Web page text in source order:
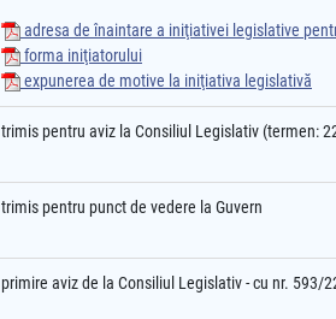
adresa de înaintare a iniţiativei legislative
forma iniţiatorului
expunerea de motive la iniţiativa legislativă
trimis pentru aviz la Consiliul Legislativ (termen:
trimis pentru punct de vedere la Guvern
primire aviz de la Consiliul Legislativ - cu nr. 593/